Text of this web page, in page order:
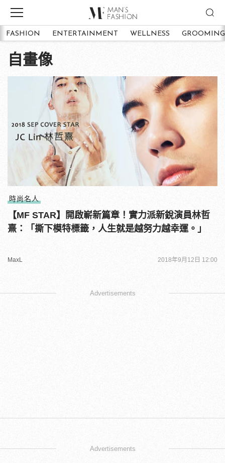
FASHION ENTERTAINMENT WELLNESS GROOMING
自畫像
時尚名人
【MF STAR】開啟嶄新篇章！實力派新銳演員林哲
熹：「撕下模特標籤，人生就是越努力越幸運。」
MaxL 2018年9月12日 12:00
Advertisements
Advertisements